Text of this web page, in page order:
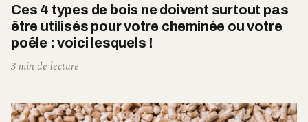
Ces 4 types de bois ne doivent surtout pas
être utilisés pour votre cheminée ou votre
poêle : voici lesquels !
3 min de lecture